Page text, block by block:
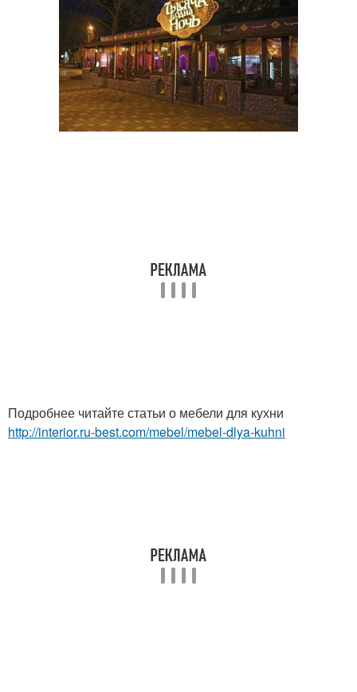
Подробнее читайте статьи о мебели для кухни
http://interior.ru-best.com/mebel/mebel-dlya-kuhni